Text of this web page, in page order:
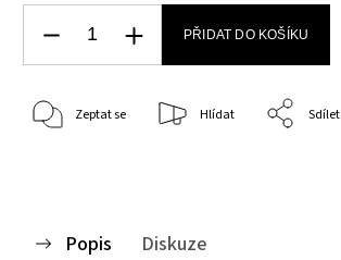
PŘIDAT DO KOŠÍKU
Zeptat se Hlídat Sdílet
Popis Diskuze